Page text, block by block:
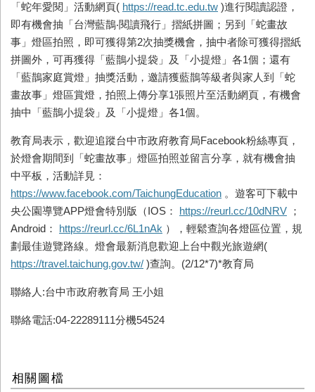
「蛇年愛閱」活動網頁( https://read.tc.edu.tw )進行閱讀認證，
即有機會抽「台灣藍鵲‧閱讀飛行」摺紙拼圖；另到「蛇畫故
事」燈區拍照，即可獲得第2次抽獎機會，抽中者除可獲得摺紙
拼圖外，可再獲得「藍鵲小提袋」及「小提燈」各1個；還有
「藍鵲家庭賞燈」抽獎活動，邀請獲藍鵲等級者與家人到「蛇
畫故事」燈區賞燈，拍照上傳分享1張照片至活動網頁，有機會
抽中「藍鵲小提袋」及「小提燈」各1個。
教育局表示，歡迎追蹤台中市政府教育局Facebook粉絲專頁，
於燈會期間到「蛇畫故事」燈區拍照並留言分享，就有機會抽
中平板，活動詳見：
https://www.facebook.com/TaichungEducation 。遊客可下載中
央公園導覽APP燈會特別版（IOS： https://reurl.cc/10dNRV ；
Android： https://reurl.cc/6L1nAk ），輕鬆查詢各燈區位置，規
劃最佳遊覽路線。燈會最新消息歡迎上台中觀光旅遊網(
https://travel.taichung.gov.tw/ )查詢。(2/12*7)*教育局
聯絡人:台中市政府教育局 王小姐
聯絡電話:04-22289111分機54524
相關圖檔